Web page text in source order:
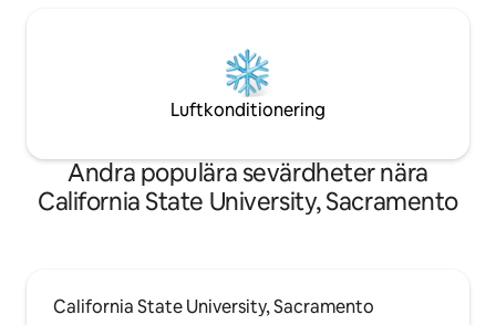
Luftkonditionering
Andra populära sevärdheter nära
California State University, Sacramento
California State University, Sacramento